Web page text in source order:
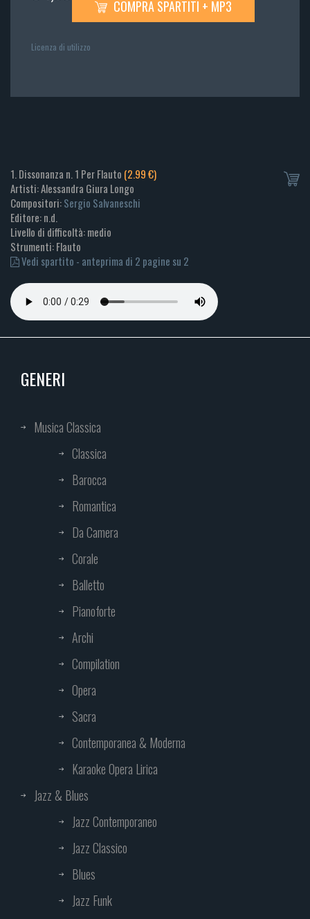
COMPRA SPARTITI + MP3
Licenza di utilizzo
1. Dissonanza n. 1 Per Flauto (2.99 €)
Artisti: Alessandra Giura Longo
Compositori:Sergio Salvaneschi
Editore: n.d.
Livello di difficoltà: medio
Strumenti: Flauto
Vedi spartito - anteprima di 2 pagine su 2
GENERI
Musica Classica
Classica
Barocca
Romantica
Da Camera
Corale
Balletto
Pianoforte
Archi
Compilation
Opera
Sacra
Contemporanea & Moderna
Karaoke Opera Lirica
Jazz & Blues
Jazz Contemporaneo
Jazz Classico
Blues
Jazz Funk